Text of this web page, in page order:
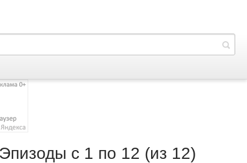
с 1 по 12 (из 12)